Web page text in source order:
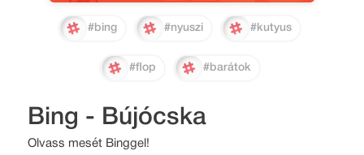
#bing #nyuszi #kutyus
#flop #barátok
Bing - Bújócska
Olvass mesét Binggel!